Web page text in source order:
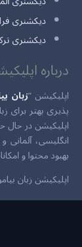
دیکشنری
دیکشنری
درباره
اپلیکیشن “زبان
پذیری بهتر برای
اپلیکیشن در حال
انگلیسی،
بهبود محتوا و
اپلیکیشن زبان